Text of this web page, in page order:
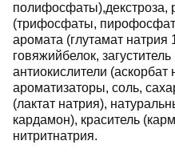
полифосфаты),декстроза,
(трифосфаты,
аромата (глутамат
говяжийбелок,
антиокислители (аскорбат
ароматизаторы, соль,
(лактат натрия),
кардамон), краситель
нитритнатрия.